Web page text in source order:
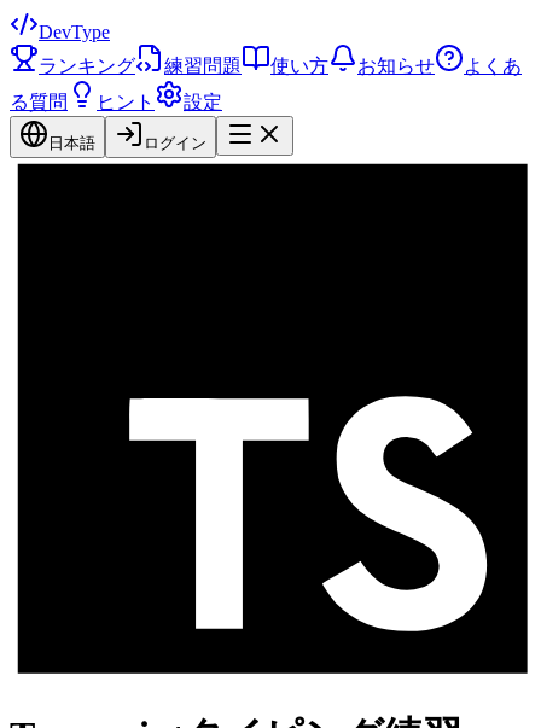
DevType
ランキング
練習問題 使い方 お知らせ
よくあ
る質問
ヒント 設定
日本語 ログイン